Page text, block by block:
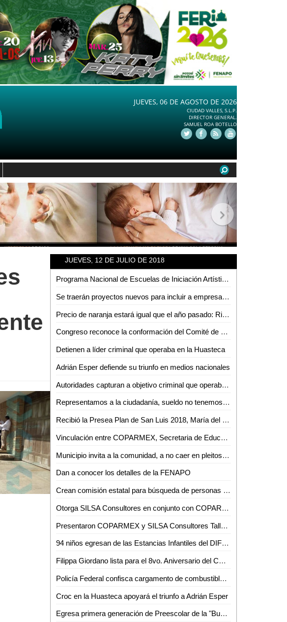
JUEVES, 06 DE AGOSTO DE 2026
CIUDAD VALLES, S.L.P.
DIRECTOR GENERAL.
SAMUEL ROA BOTELLO
JUEVES, 12 DE JULIO DE 2018
Programa Nacional de Escuelas de Iniciación Artística ofrecerá cursos de Verano
Se traerán proyectos nuevos para incluir a empresarios de la región: Arturo Navarro Lomelí
Precio de naranja estará igual que el año pasado: Ricardo Ortíz
Congreso reconoce la conformación del Comité de Participación Ciudadana del Sistema Estatal Anticorrupción
Detienen a líder criminal que operaba en la Huasteca
Adrián Esper defiende su triunfo en medios nacionales
Autoridades capturan a objetivo criminal que operaba en la huasteca potosina
Representamos a la ciudadanía, sueldo no tenemos: Silvia Olvera Azuara
Recibió la Presea Plan de San Luis 2018, María del Socorro Vázquez
Vinculación entre COPARMEX, Secretaria de Educación y Empresa para capacitar en el campo laboral a estudiantes universitarios
Municipio invita a la comunidad, a no caer en pleitos ni divisiones, tras incendio en Tamazunchale
Dan a conocer los detalles de la FENAPO
Crean comisión estatal para búsqueda de personas desaparecidas
Otorga SILSA Consultores en conjunto con COPARMEX reconocimiento a Eduardo Dario Mata Torres y Ever José Quintero Rivas
Presentaron COPARMEX y SILSA Consultores Taller para emprendedores
94 niños egresan de las Estancias Infantiles del DIF Municipal de Ciudad Valles
Filippa Giordano lista para el 8vo. Aniversario del CC200 de la UASLP
Policía Federal confisca cargamento de combustible ilegal
Croc en la Huasteca apoyará el triunfo a Adrián Esper
Egresa primera generación de Preescolar de la "Buenos Aires"